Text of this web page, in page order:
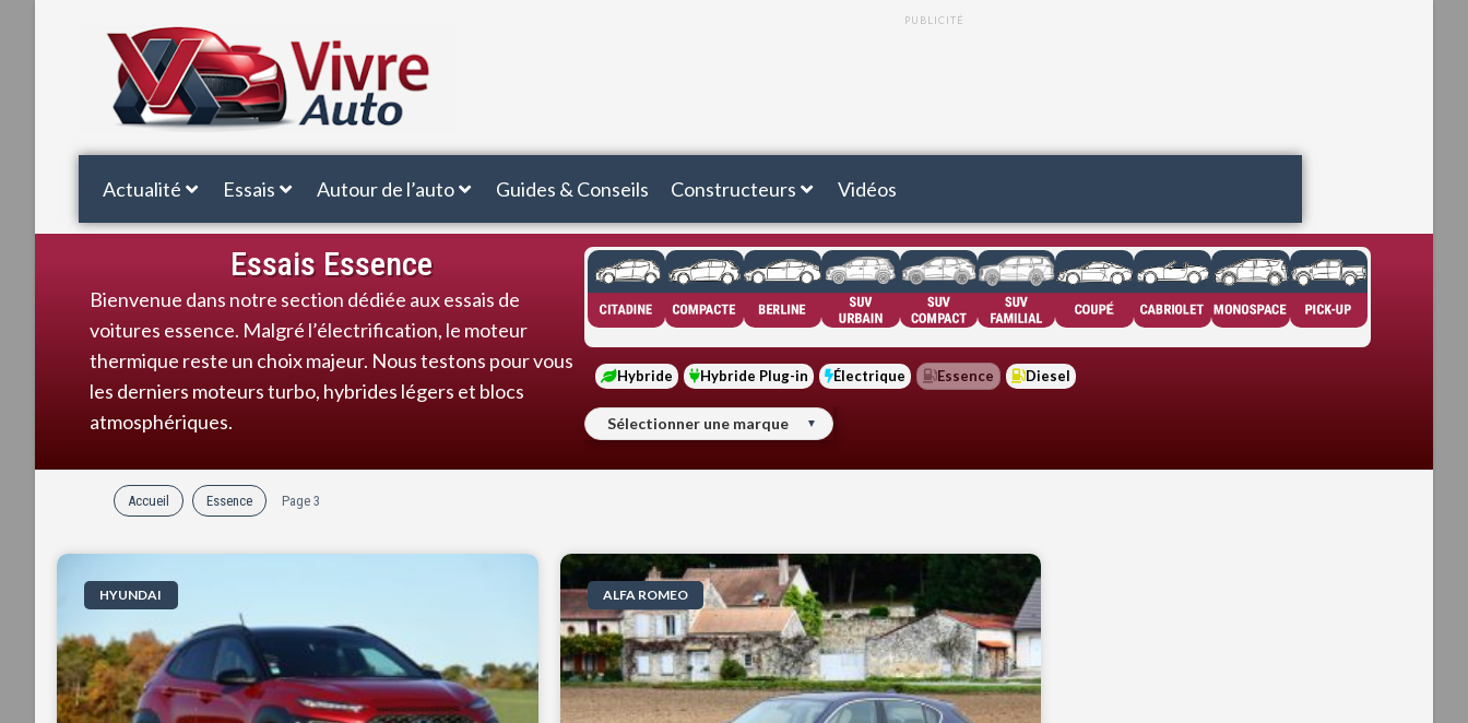
PUBLICITÉ
Actualité Essais Autour de l’auto Guides & Conseils Constructeurs Vidéos
Essais Essence
Bienvenue dans notre section dédiée aux essais de
voitures essence. Malgré l’électrification, le moteur
thermique reste un choix majeur. Nous testons pour vous
les derniers moteurs turbo, hybrides légers et blocs
atmosphériques.
Hybride Hybride Plug-in Électrique Essence Diesel
Accueil Essence Page 3
HYUNDAI ALFA ROMEO